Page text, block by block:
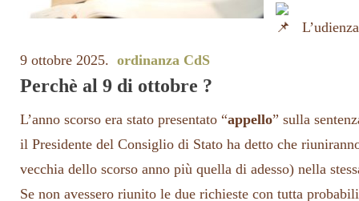
9 ottobre 2025. ordinanza CdS
Perchè al 9 di ottobre ?
L’anno scorso era stato presentato “appello” sulla
il Presidente del Consiglio di Stato ha detto che
vecchia dello scorso anno più quella di adesso) nella
Se non avessero riunito le due richieste con tutta